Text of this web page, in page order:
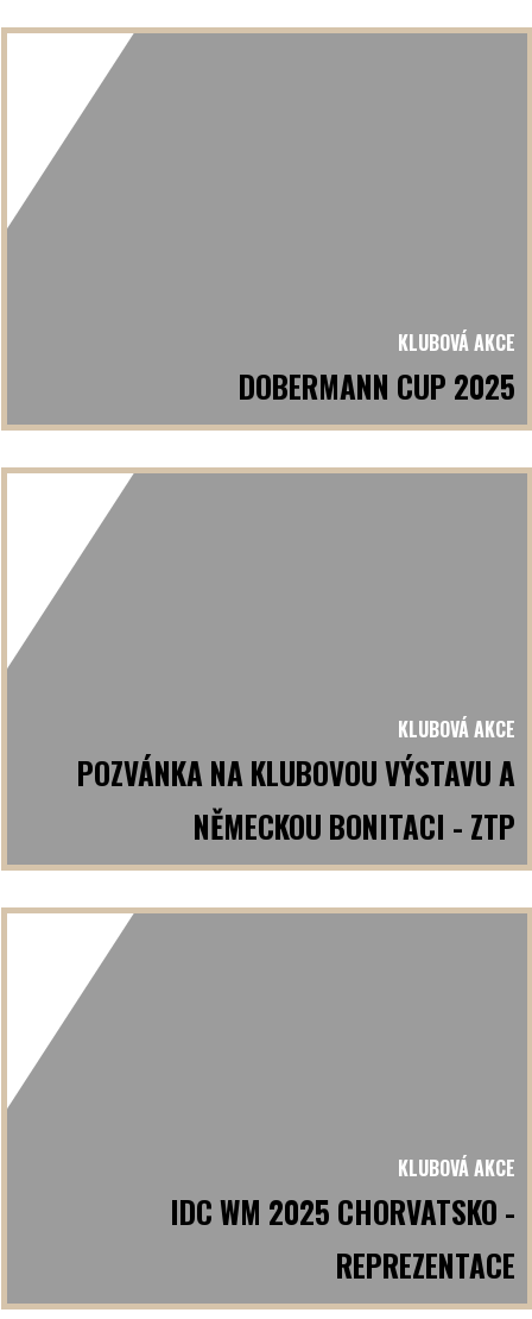
KLUBOVÁ AKCE
DOBERMANN CUP 2025
KLUBOVÁ AKCE
POZVÁNKA NA KLUBOVOU VÝSTAVU A
NĚMECKOU BONITACI - ZTP
KLUBOVÁ AKCE
IDC WM 2025 CHORVATSKO -
REPREZENTACE